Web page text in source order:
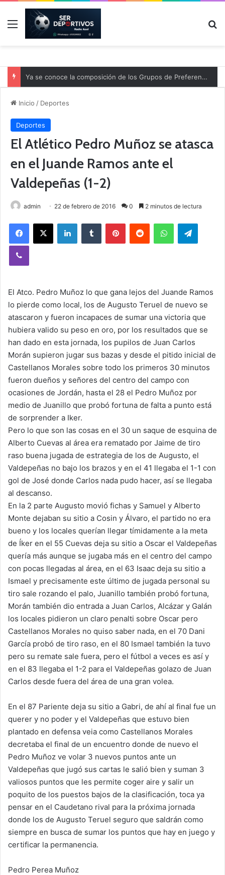
Menú
Ya se conoce la composición de los Grupos de Preferente y el calendario
Inicio / Deportes
Deportes
El Atlético Pedro Muñoz se atasca
en el Juande Ramos ante el
Valdepeñas (1-2)
admin 22 de febrero de 2016 0 2 minutos de lectura
El Atco. Pedro Muñoz lo que gana lejos del Juande Ramos
lo pierde como local, los de Augusto Teruel de nuevo se
atascaron y fueron incapaces de sumar una victoria que
hubiera valido su peso en oro, por los resultados que se
han dado en esta jornada, los pupilos de Juan Carlos
Morán supieron jugar sus bazas y desde el pitido inicial de
Castellanos Morales sobre todo los primeros 30 minutos
fueron dueños y señores del centro del campo con
ocasiones de Jordán, hasta el 28 el Pedro Muñoz por
medio de Juanillo que probó fortuna de falta a punto está
de sorprender a Iker.
Pero lo que son las cosas en el 30 un saque de esquina de
Alberto Cuevas al área era rematado por Jaime de tiro
raso buena jugada de estrategia de los de Augusto, el
Valdepeñas no bajo los brazos y en el 41 llegaba el 1-1 con
gol de José donde Carlos nada pudo hacer, así se llegaba
al descanso.
En la 2 parte Augusto movió fichas y Samuel y Alberto
Monte dejaban su sitio a Cosin y Álvaro, el partido no era
bueno y los locales querían llegar tímidamente a la meta
de Íker en el 55 Cuevas deja su sitio a Oscar el Valdepeñas
quería más aunque se jugaba más en el centro del campo
con pocas llegadas al área, en el 63 Isaac deja su sitio a
Ismael y precisamente este último de jugada personal su
tiro sale rozando el palo, Juanillo también probó fortuna,
Morán también dio entrada a Juan Carlos, Alcázar y Galán
los locales pidieron un claro penalti sobre Oscar pero
Castellanos Morales no quiso saber nada, en el 70 Dani
García probó de tiro raso, en el 80 Ismael también la tuvo
pero su remate sale fuera, pero el fútbol a veces es así y
en el 83 llegaba el 1-2 para el Valdepeñas golazo de Juan
Carlos desde fuera del área de una gran volea.
En el 87 Pariente deja su sitio a Gabri, de ahí al final fue un
querer y no poder y el Valdepeñas que estuvo bien
plantado en defensa veia como Castellanos Morales
decretaba el final de un encuentro donde de nuevo el
Pedro Muñoz ve volar 3 nuevos puntos ante un
Valdepeñas que jugó sus cartas le salió bien y suman 3
valiosos puntos que les permite coger aire y salir un
poquito de los puestos bajos de la clasificación, toca ya
pensar en el Caudetano rival para la próxima jornada
donde los de Augusto Teruel seguro que saldrán como
siempre en busca de sumar los puntos que hay en juego y
certificar la permanencia.
Pedro Perea Muñoz